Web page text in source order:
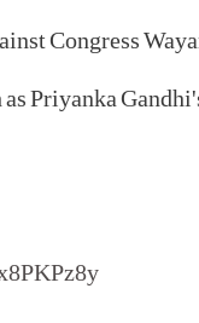
Congress
Priyanka